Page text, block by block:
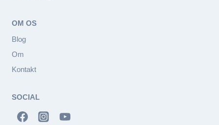
OM OS
Blog
Om
Kontakt
SOCIAL